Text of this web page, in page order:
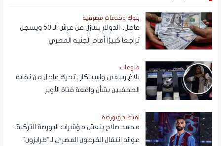
بنوك وخدمات مصرفية
عاجل.. الدولار يتنازل عن عرش الـ 50 ويسجل
تراجعا كبيرًا أمام الجنيه المصري
منوعات
بلاغ رسمي واستنكار.. تحرك عاجل من نقابة
الصحفيين بشأن واقعة فتاة الأوبر
اقتصاد وبورصة
محمد صلاح ينعش مؤشرات البورصة التركية..
عوائد انتقال الفرعون المصري لـ"طرابزون"